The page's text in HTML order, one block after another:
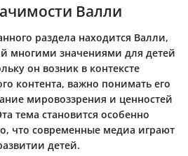
Валли
раздела находится Валли,
многими значениями для детей
он возник в контексте
контента, важно понимать его
мировоззрения и ценностей
тема становится особенно
что современные медиа играют
детей.